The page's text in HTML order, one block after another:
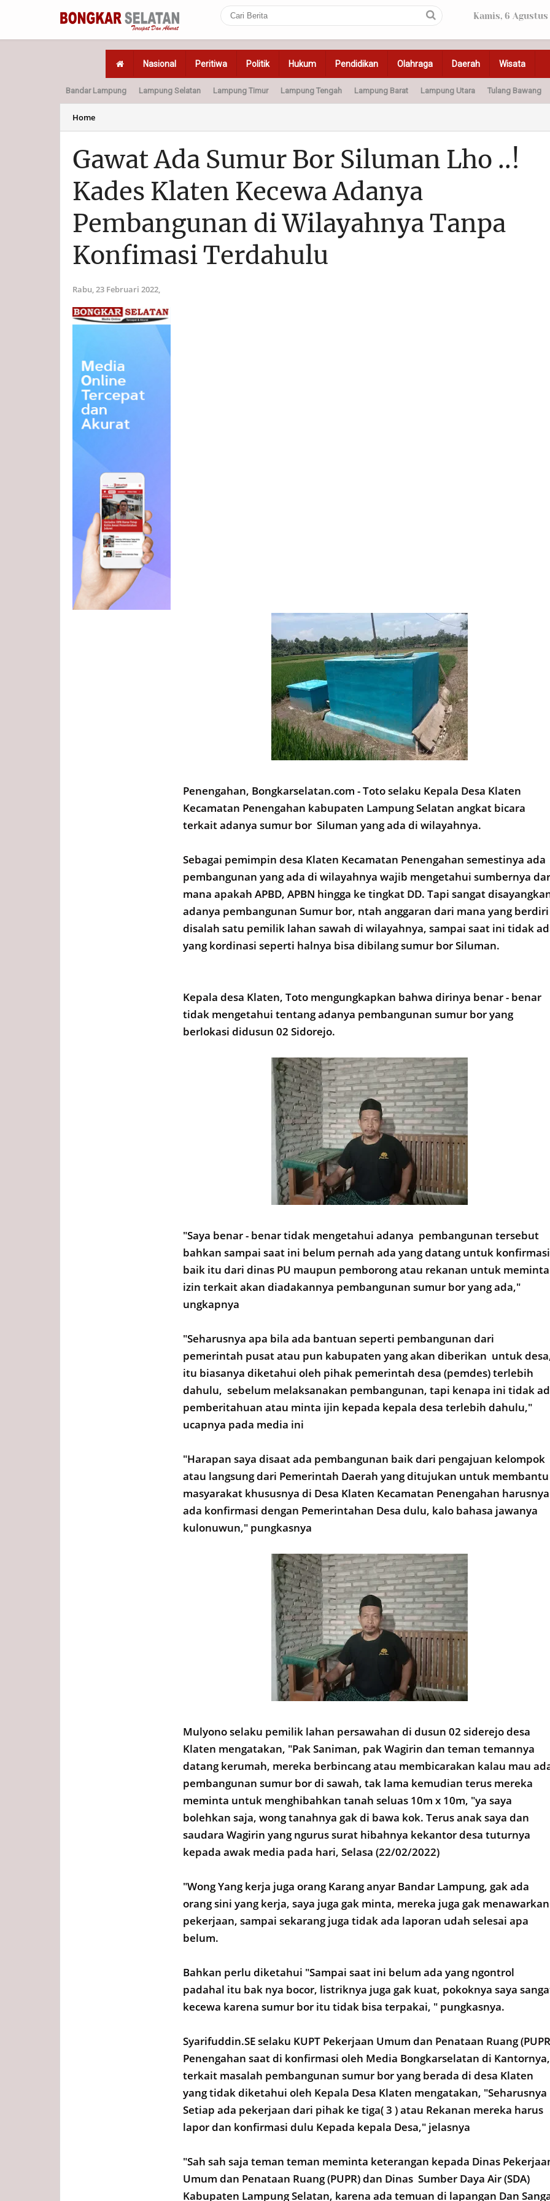
Kamis, 6 Agustus
Nasional Peritiwa Politik Hukum Pendidikan Olahraga Daerah Wisata
Home Politik Hukum Peristiwa Olahraga Pendidikan Otomotif
Bandar Lampung Lampung Selatan Lampung Timur Lampung Tengah Lampung Barat Lampung Utara Tulang Bawang
Home
Gawat Ada Sumur Bor Siluman Lho ..!
Kades Klaten Kecewa Adanya
Pembangunan di Wilayahnya Tanpa
Konfimasi Terdahulu
Rabu, 23 Februari 2022,
Penengahan, Bongkarselatan.com - Toto selaku Kepala Desa Klaten
Kecamatan Penengahan kabupaten Lampung Selatan angkat bicara
terkait adanya sumur bor Siluman yang ada di wilayahnya.
Sebagai pemimpin desa Klaten Kecamatan Penengahan semestinya ada
pembangunan yang ada di wilayahnya wajib mengetahui sumbernya
mana apakah APBD, APBN hingga ke tingkat DD. Tapi sangat
adanya pembangunan Sumur bor, ntah anggaran dari mana yang berdiri
disalah satu pemilik lahan sawah di wilayahnya, sampai saat ini tidak
yang kordinasi seperti halnya bisa dibilang sumur bor Siluman.
Kepala desa Klaten, Toto mengungkapkan bahwa dirinya benar - benar
tidak mengetahui tentang adanya pembangunan sumur bor yang
berlokasi didusun 02 Sidorejo.
"Saya benar - benar tidak mengetahui adanya pembangunan tersebut
bahkan sampai saat ini belum pernah ada yang datang untuk konfirmasi
baik itu dari dinas PU maupun pemborong atau rekanan untuk meminta
izin terkait akan diadakannya pembangunan sumur bor yang ada,"
ungkapnya
"Seharusnya apa bila ada bantuan seperti pembangunan dari
pemerintah pusat atau pun kabupaten yang akan diberikan untuk
itu biasanya diketahui oleh pihak pemerintah desa (pemdes) terlebih
dahulu, sebelum melaksanakan pembangunan, tapi kenapa ini tidak
pemberitahuan atau minta ijin kepada kepala desa terlebih dahulu,"
ucapnya pada media ini
"Harapan saya disaat ada pembangunan baik dari pengajuan kelompok
atau langsung dari Pemerintah Daerah yang ditujukan untuk membantu
masyarakat khususnya di Desa Klaten Kecamatan Penengahan harusnya
ada konfirmasi dengan Pemerintahan Desa dulu, kalo bahasa jawanya
kulonuwun," pungkasnya
Mulyono selaku pemilik lahan persawahan di dusun 02 siderejo desa
Klaten mengatakan, "Pak Saniman, pak Wagirin dan teman temannya
datang kerumah, mereka berbincang atau membicarakan kalau mau
pembangunan sumur bor di sawah, tak lama kemudian terus mereka
meminta untuk menghibahkan tanah seluas 10m x 10m, "ya saya
bolehkan saja, wong tanahnya gak di bawa kok. Terus anak saya dan
saudara Wagirin yang ngurus surat hibahnya kekantor desa tuturnya
kepada awak media pada hari, Selasa (22/02/2022)
"Wong Yang kerja juga orang Karang anyar Bandar Lampung, gak ada
orang sini yang kerja, saya juga gak minta, mereka juga gak menawarkan
pekerjaan, sampai sekarang juga tidak ada laporan udah selesai apa
belum.
Bahkan perlu diketahui "Sampai saat ini belum ada yang ngontrol
padahal itu bak nya bocor, listriknya juga gak kuat, pokoknya saya
kecewa karena sumur bor itu tidak bisa terpakai, " pungkasnya.
Syarifuddin.SE selaku KUPT Pekerjaan Umum dan Penataan Ruang
Penengahan saat di konfirmasi oleh Media Bongkarselatan di Kantornya,
terkait masalah pembangunan sumur bor yang berada di desa Klaten
yang tidak diketahui oleh Kepala Desa Klaten mengatakan, "Seharusnya
Setiap ada pekerjaan dari pihak ke tiga( 3 ) atau Rekanan mereka harus
lapor dan konfirmasi dulu Kepada kepala Desa," jelasnya
"Sah sah saja teman teman meminta keterangan kepada Dinas
Umum dan Penataan Ruang (PUPR) dan Dinas Sumber Daya Air (SDA)
Kabupaten Lampung Selatan, karena ada temuan di lapangan Dan